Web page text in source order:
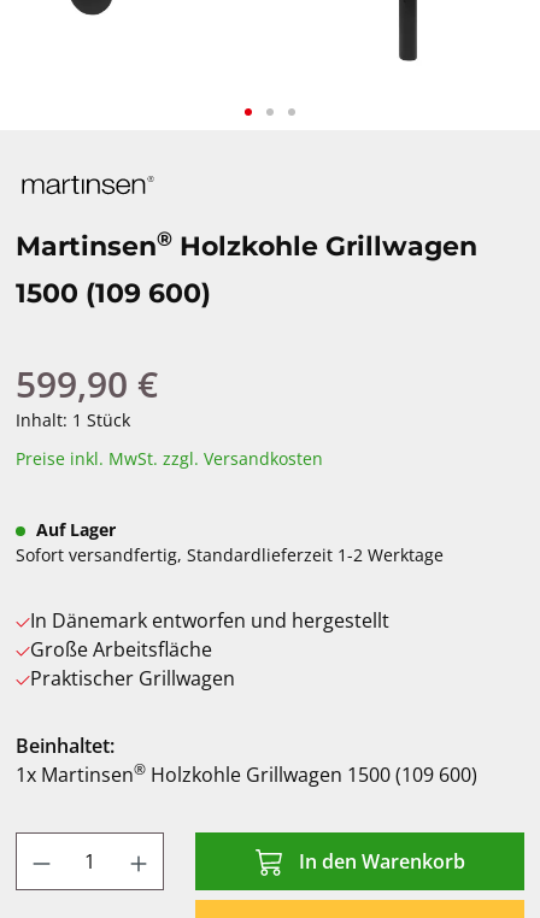
Martinsen® Holzkohle Grillwagen
1500 (109 600)
Regulärer Preis:
599,90 €
Inhalt: 1 Stück
Preise inkl. MwSt. zzgl. Versandkosten
Auf Lager
Sofort versandfertig, Standardlieferzeit 1-2 Werktage
In Dänemark entworfen und hergestellt
Große Arbeitsfläche
Praktischer Grillwagen
Beinhaltet:
1x Martinsen® Holzkohle Grillwagen 1500 (109 600)
Produkt Anzahl: Gib den gewünschten
In den Warenkorb